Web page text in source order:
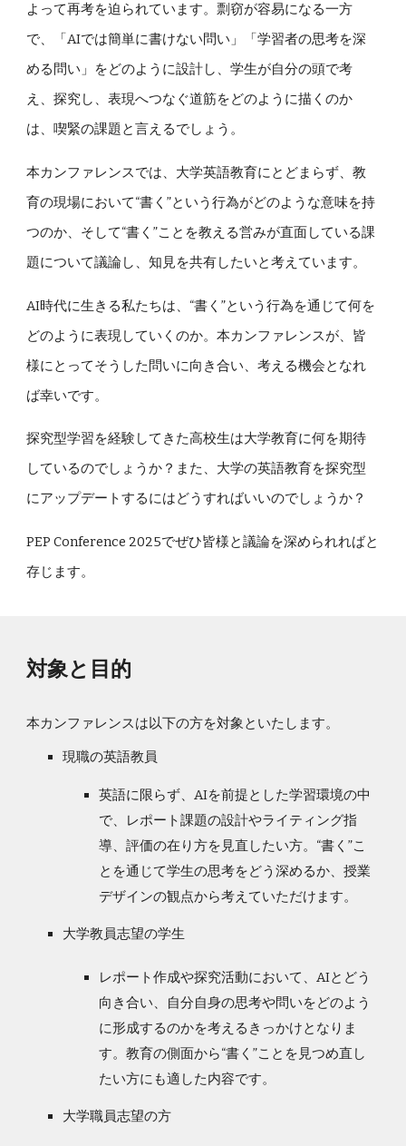
よって再考を迫られています。剽窃が容易になる一方
で、「AIでは簡単に書けない問い」「学習者の思考を深
める問い」をどのように設計し、学生が自分の頭で考
え、探究し、表現へつなぐ道筋をどのように描くのか
は、喫緊の課題と言えるでしょう。
本カンファレンスでは、大学英語教育にとどまらず、教
育の現場において“書く”という行為がどのような意味を持
つのか、そして“書く”ことを教える営みが直面している課
題について議論し、知見を共有したいと考えています。
AI時代に生きる私たちは、“書く”という行為を通じて何を
どのように表現していくのか。本カンファレンスが、皆
様にとってそうした問いに向き合い、考える機会となれ
ば幸いです。
探究型学習を経験してきた高校生は大学教育に何を期待
しているのでしょうか？また、大学の英語教育を探究型
にアップデートするにはどうすればいいのでしょうか？
PEP Conference 2025でぜひ皆様と議論を深められればと
存じます。
対象と目的
本カンファレンスは以下の方を対象といたします。
現職の英語教員
英語に限らず、AIを前提とした学習環境の中
で、レポート課題の設計やライティング指
導、評価の在り方を見直したい方。“書く”こ
とを通じて学生の思考をどう深めるか、授業
デザインの観点から考えていただけます。
大学教員志望の学生
レポート作成や探究活動において、AIとどう
向き合い、自分自身の思考や問いをどのよう
に形成するのかを考えるきっかけとなりま
す。教育の側面から“書く”ことを見つめ直し
たい方にも適した内容です。
大学職員志望の方